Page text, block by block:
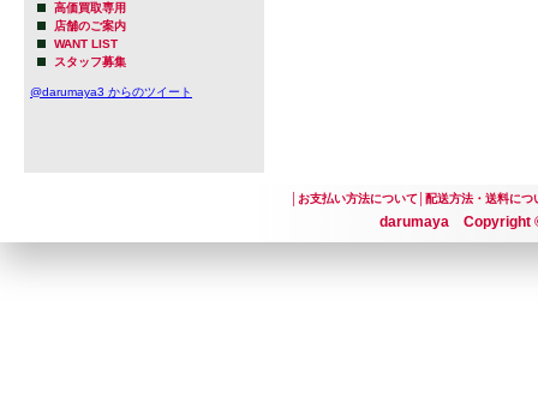
高価買取専用
店舗のご案内
WANT LIST
スタッフ募集
@darumaya3 からのツイート
お支払い方法について│ 配送方法・送料につ
darumaya Copyright